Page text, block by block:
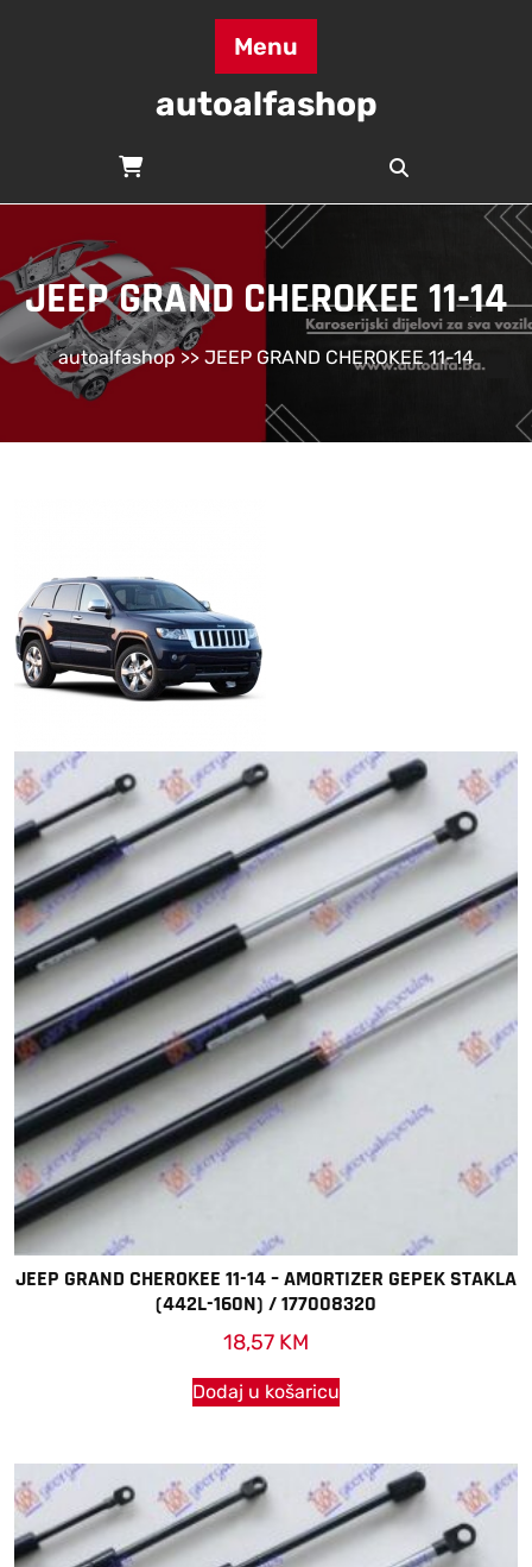
Menu
autoalfashop
JEEP GRAND CHEROKEE 11-14
autoalfashop >> JEEP GRAND CHEROKEE 11-14
JEEP GRAND CHEROKEE 11-14 – AMORTIZER GEPEK STAKLA
(442L-160N) / 177008320
18,57 KM
Dodaj u košaricu